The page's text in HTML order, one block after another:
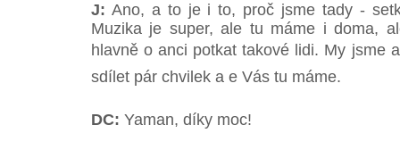
J: Ano, a to je i to, proč jsme tady -
Muzika je super, ale tu máme i doma,
hlavně o anci potkat takové lidi. My jsme
sdílet pár chvilek a e Vás tu máme.
DC: Yaman, díky moc!